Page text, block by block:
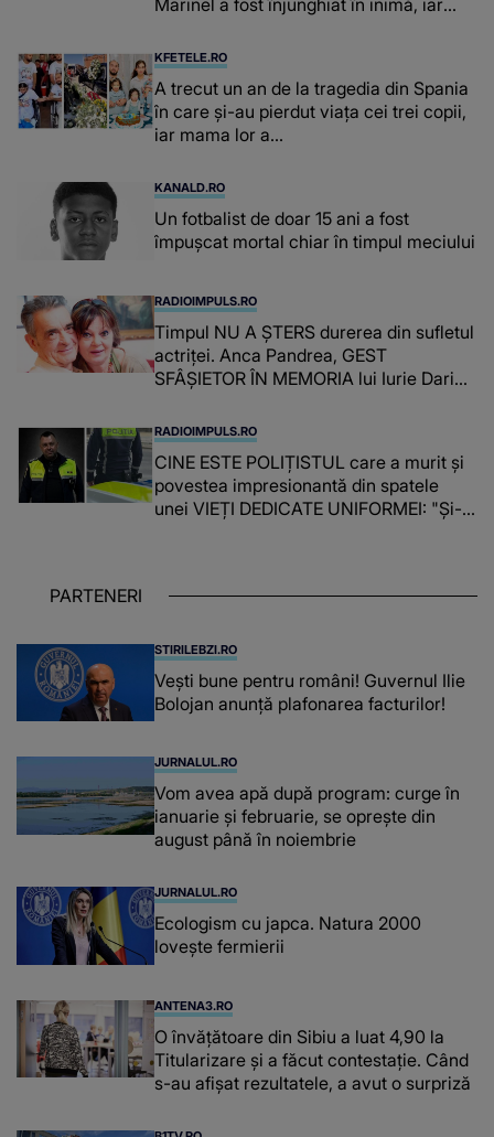
Marinel a fost înjunghiat în inimă, iar
suspecți
KFETELE.RO
A trecut un an de la tragedia din Spania
în care și-au pierdut viața cei trei copii,
iar mama lor a…
KANALD.RO
Un fotbalist de doar 15 ani a fost
împușcat mortal chiar în timpul meciului
RADIOIMPULS.RO
Timpul NU A ȘTERS durerea din sufletul
actriței. Anca Pandrea, GEST
SFÂȘIETOR ÎN MEMORIA lui Iurie Darie:
timpul parcă..."
RADIOIMPULS.RO
CINE ESTE POLIȚISTUL care a murit și
povestea impresionantă din spatele
unei VIEȚI DEDICATE UNIFORMEI: "Și-a
PARTENERI
STIRILEBZI.RO
Vești bune pentru români! Guvernul Ilie
Bolojan anunță plafonarea facturilor!
JURNALUL.RO
Vom avea apă după program: curge în
ianuarie și februarie, se oprește din
august până în noiembrie
JURNALUL.RO
Ecologism cu japca. Natura 2000
lovește fermierii
ANTENA3.RO
O învățătoare din Sibiu a luat 4,90 la
Titularizare și a făcut contestație. Când
s-au afișat rezultatele, a avut o surpriză